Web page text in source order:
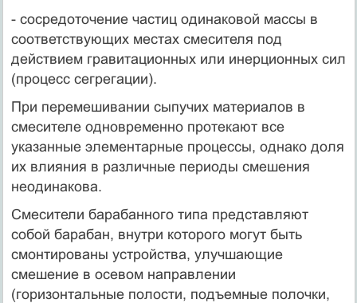
- сосредоточение частиц одинаковой массы в
соответствующих местах смесителя под
действием гравитационных или инерционных сил
(процесс сегрегации).
При перемешивании сыпучих материалов в
смесителе одновременно протекают все
указанные элементарные процессы, однако доля
их влияния в различные периоды смешения
неодинакова.
Смесители барабанного типа представляют
собой барабан, внутри которого могут быть
смонтированы устройства, улучшающие
смешение в осевом направлении
(горизонтальные полости, подъемные полочки,